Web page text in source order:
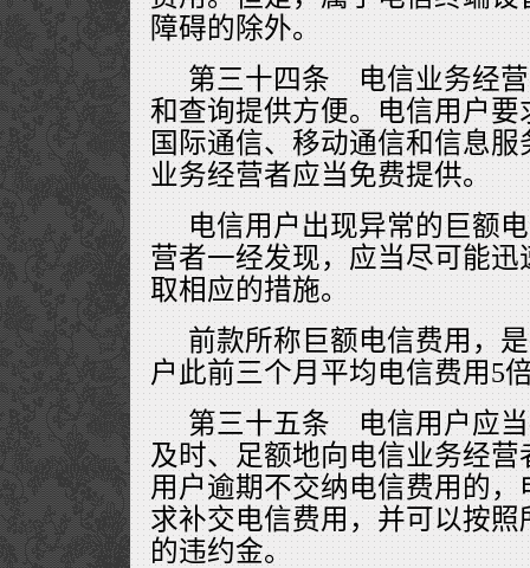
障碍的除外。
第三十四条 电信业务经
和查询提供方便。电信用户
国际通信、移动通信和信息
业务经营者应当免费提供。
电信用户出现异常的巨额
营者一经发现，应当尽可能
取相应的措施。
前款所称巨额电信费用，
户此前三个月平均电信费用5
第三十五条 电信用户应
及时、足额地向电信业务经
用户逾期不交纳电信费用的
求补交电信费用，并可以按
的违约金。